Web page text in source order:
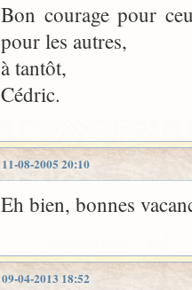
Bon courage pour
pour les autres,
à tantôt,
Cédric.
11-08-2005 20:10
Eh bien, bonnes
09-04-2013 18:52